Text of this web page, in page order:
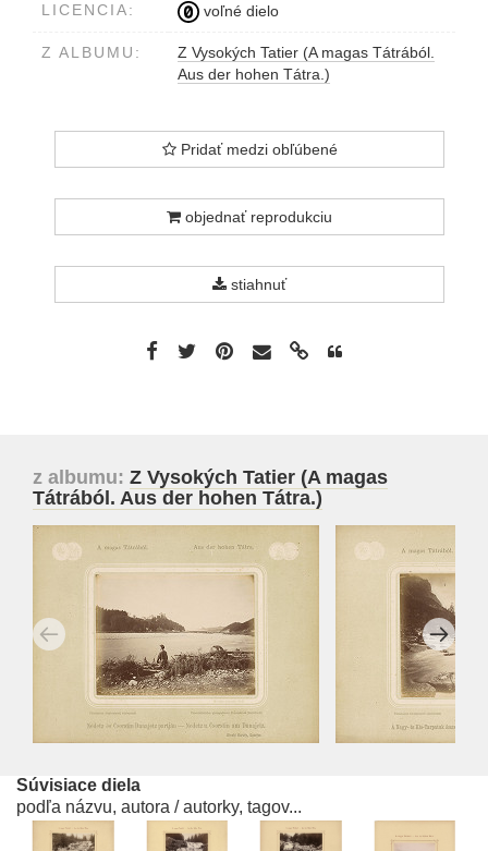
LICENCIA: voľné dielo
Z ALBUMU:
Z Vysokých Tatier (A magas Tátrából.
Aus der hohen Tátra.)
Pridať medzi obľúbené
objednať reprodukciu
stiahnuť
z albumu: Z Vysokých Tatier (A magas
Tátrából. Aus der hohen Tátra.)
Súvisiace diela
podľa názvu, autora / autorky, tagov...